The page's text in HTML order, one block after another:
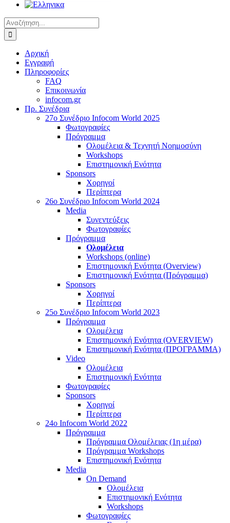
Αναζήτηση
για:
Αρχική
Εγγραφή
Πληροφορίες
FAQ
Επικοινωνία
infocom.gr
Πρ. Συνέδρια
27o Συνέδριο Infocom World 2025
Φωτογραφίες
Πρόγραμμα
Ολομέλεια & Τεχνητή Νοημοσύνη
Workshops
Επιστημονική Ενότητα
Sponsors
Χορηγοί
Περίπτερα
26o Συνέδριο Infocom World 2024
Media
Συνεντεύξεις
Φωτογραφίες
Πρόγραμμα
Ολομέλεια
Workshops (online)
Επιστημονική Ενότητα (Overview)
Επιστημονική Ενότητα (Πρόγραμμα)
Sponsors
Χορηγοί
Περίπτερα
25o Συνέδριο Infocom World 2023
Πρόγραμμα
Ολομέλεια
Επιστημονική Ενότητα (OVERVIEW)
Επιστημονική Ενότητα (ΠΡΟΓΡΑΜΜΑ)
Video
Ολομέλεια
Επιστημονική Ενότητα
Φωτογραφίες
Sponsors
Χορηγοί
Περίπτερα
24o Infocom World 2022
Πρόγραμμα
Πρόγραμμα Ολομέλειας (1η μέρα)
Πρόγραμμα Workshops
Επιστημονική Ενότητα
Media
On Demand
Ολομέλεια
Επιστημονική Ενότητα
Workshops
Φωτογραφίες